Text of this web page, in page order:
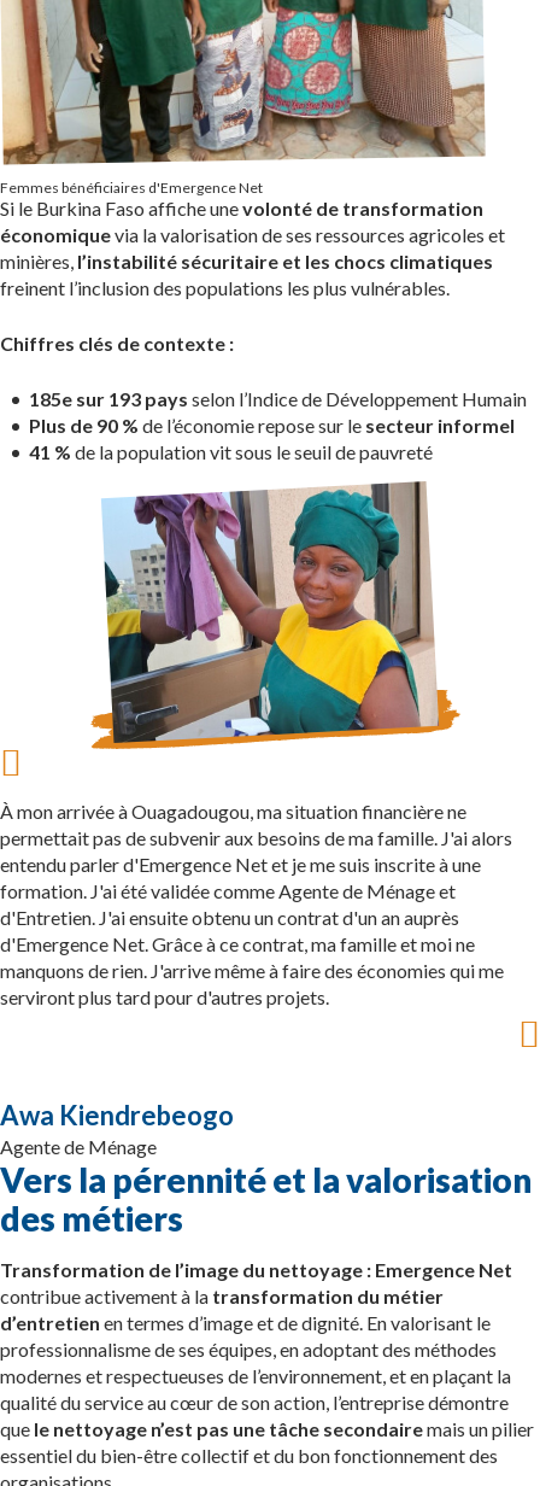
Femmes bénéficiaires d'Emergence Net
Si le Burkina Faso affiche unevolonté de transformation
économiquevia la valorisation de ses ressources agricoles et
minières, l’instabilité sécuritaire et les chocs climatiques
freinent l’inclusion des populations les plus vulnérables.
Chiffres clés de contexte :
185e sur 193 pays selon l’Indice de Développement Humain
Plus de 90 % de l’économie repose sur le secteur informel
41 % de la population vit sous le seuil de pauvreté
À mon arrivée à Ouagadougou, ma situation financière ne
permettait pas de subvenir aux besoins de ma famille. J'ai alors
entendu parler d'Emergence Net et je me suis inscrite à une
formation. J'ai été validée comme Agente de Ménage et
d'Entretien. J'ai ensuite obtenu un contrat d'un an auprès
d'Emergence Net. Grâce à ce contrat, ma famille et moi ne
manquons de rien. J'arrive même à faire des économies qui me
serviront plus tard pour d'autres projets.
Awa Kiendrebeogo
Agente de Ménage
Vers la pérennité et la valorisation
des métiers
Transformation de l’image du nettoyage : Emergence Net
contribue activement à la transformation du métier
d’entretien en termes d’image et de dignité. En valorisant le
professionnalisme de ses équipes, en adoptant des méthodes
modernes et respectueuses de l’environnement, et en plaçant la
qualité du service au cœur de son action, l’entreprise démontre
que le nettoyage n’est pas une tâche secondairemais un pilier
essentiel du bien-être collectif et du bon fonctionnement des
organisations.